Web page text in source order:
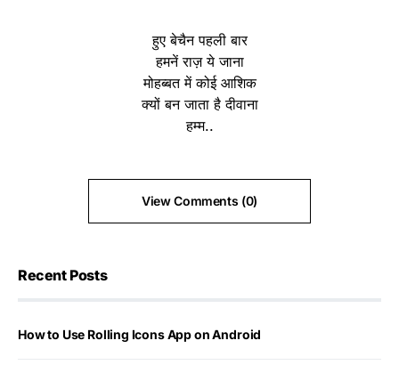
हुए बेचैन पहली बार
हमनें राज़ ये जाना
मोहब्बत में कोई आशिक
क्यों बन जाता है दीवाना
हम्म..
View Comments (0)
Recent Posts
How to Use Rolling Icons App on Android